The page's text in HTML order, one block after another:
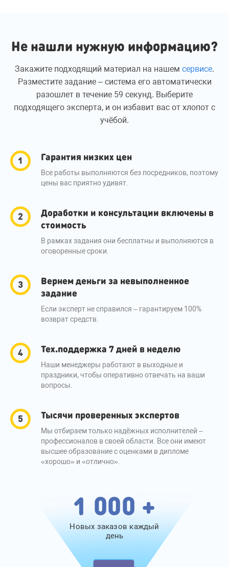
Не нашли нужную информацию?
Закажите подходящий материал на нашем сервисе.
Разместите задание – система его автоматически
разошлет в течение 59 секунд. Выберите
подходящего эксперта, и он избавит вас от хлопот с
учёбой.
Гарантия низких цен
Все работы выполняются без посредников, поэтому
цены вас приятно удивят.
Доработки и консультации включены в
стоимость
В рамках задания они бесплатны и выполняются в
оговоренные сроки.
Вернем деньги за невыполненное
задание
Если эксперт не справился – гарантируем 100%
возврат средств.
Тех.поддержка 7 дней в неделю
Наши менеджеры работают в выходные и
праздники, чтобы оперативно отвечать на ваши
вопросы.
Тысячи проверенных экспертов
Мы отбираем только надёжных исполнителей –
профессионалов в своей области. Все они имеют
высшее образование с оценками в дипломе
«хорошо» и «отлично».
1 000 +
Новых заказов каждый
день